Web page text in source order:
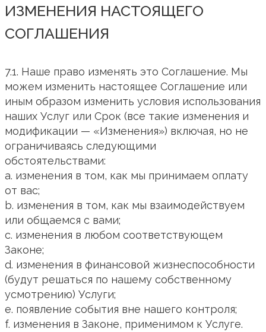
ИЗМЕНЕНИЯ НАСТОЯЩЕГО
СОГЛАШЕНИЯ
7.1. Наше право изменять это Соглашение. Мы
можем изменить настоящее Соглашение или
иным образом изменить условия использования
наших Услуг или Срок (все такие изменения и
модификации — «Изменения») включая, но не
ограничиваясь следующими
обстоятельствами:
a. изменения в том, как мы принимаем оплату
от вас;
b. изменения в том, как мы взаимодействуем
или общаемся с вами;
c. изменения в любом соответствующем
Законе;
d. изменения в финансовой жизнеспособности
(будут решаться по нашему собственному
усмотрению) Услуги;
e. появление события вне нашего контроля;
f. изменения в Законе, применимом к Услуге.